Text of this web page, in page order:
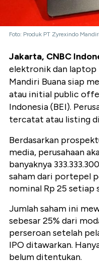
Foto: Produk PT Zyrexindo
Jakarta, CNBC
elektronik dan laptop
Mandiri Buana siap
atau initial public
Indonesia (BEI).
tercatat atau listing di
Berdasarkan
media, perusahaan
banyaknya
saham dari portepel
nominal Rp 25 setiap
Jumlah saham ini
sebesar 25% dari
perseroan setelah
IPO ditawarkan.
belum ditentukan.